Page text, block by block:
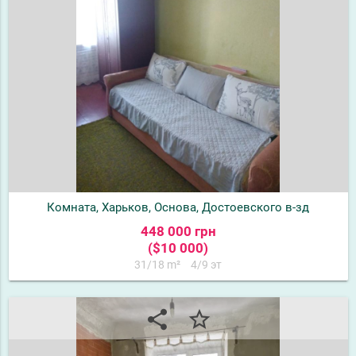
Комната, Харьков, Основа, Достоевского в-зд
448 000 грн
($10 000)
31/18 m² 4/9 эт
share star_border